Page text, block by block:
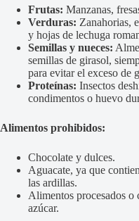
Frutas: Manzanas,
Verduras: Zanahorias,
y hojas de lechuga
Semillas y nueces:
semillas de girasol,
para evitar el exceso de
Proteínas: Insectos
condimentos o huevo
Alimentos prohibidos:
Chocolate y dulces.
Aguacate, ya que
las ardillas.
Alimentos procesados o
azúcar.